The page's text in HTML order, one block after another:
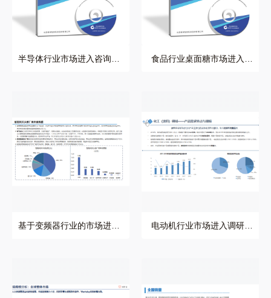
半导体行业市场进入咨询项
食品行业桌面糖市场进入咨
基于变频器行业的市场
进入咨询项目案例
基于变频器行业的市场进入
电动机行业市场进入调
研咨询项目
电动机行业市场进入调研咨
博研咨询公司为某金冶